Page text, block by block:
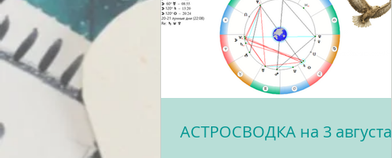
АСТРОСВОДКА на 3 августа